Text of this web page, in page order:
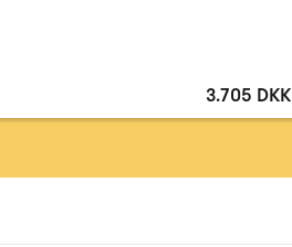
3.705 DKK